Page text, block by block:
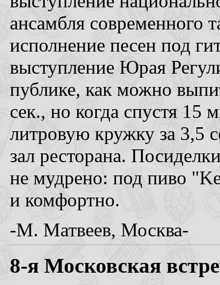
ансамбля современного
исполнение песен под
выступление Юрая
публике, как можно
сек., но когда спустя 15
литровую кружку за 3,5
зал ресторана.
не мудрено: под пиво
и комфортно.
-М. Матвеев, Москва-
8-я Московская